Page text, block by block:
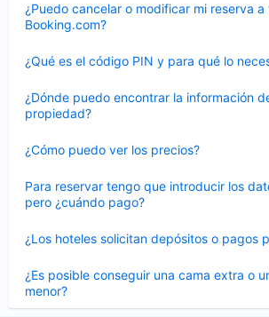
¿Puedo cancelar o modificar mi reserva
Booking.com?
cerrado
¿Qué es el código PIN y para qué lo
cerrado
¿Dónde puedo encontrar la información
propiedad?
cerrado
¿Cómo puedo ver los precios?
cerrado
Para reservar tengo que introducir los
pero ¿cuándo pago?
cerrado
¿Los hoteles solicitan depósitos o pagos
cerrado
¿Es posible conseguir una cama extra o
menor?
cerrado